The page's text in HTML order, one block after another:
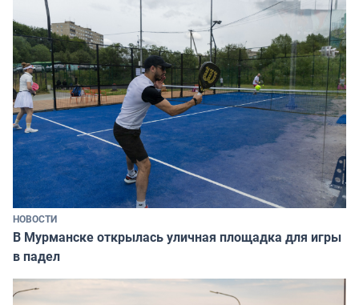
НОВОСТИ
В Мурманске открылась уличная площадка для игры
в падел